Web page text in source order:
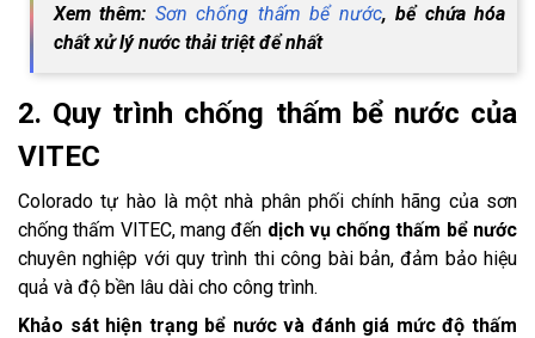
Xem thêm: Sơn chống thấm bể nước, bể chứa hóa
chất xử lý nước thải triệt để nhất
2. Quy trình chống thấm bể nước của
VITEC
Colorado tự hào là một nhà phân phối chính hãng của sơn
chống thấm VITEC, mang đến dịch vụ chống thấm bể nước
chuyên nghiệp với quy trình thi công bài bản, đảm bảo hiệu
quả và độ bền lâu dài cho công trình.
Khảo sát hiện trạng bể nước và đánh giá mức độ thấm